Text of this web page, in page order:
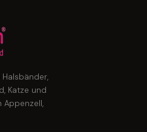
Katze und
Appenzell,